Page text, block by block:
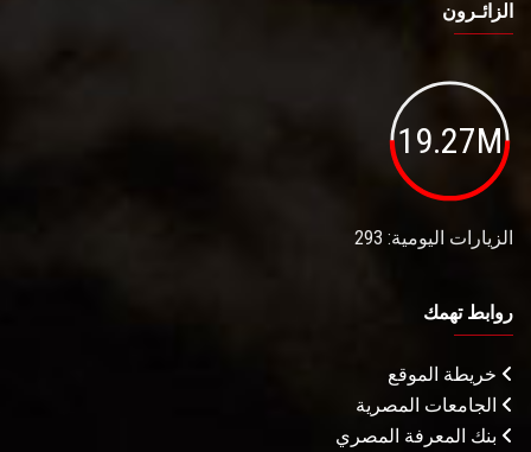
الزائـرون
19.27M
الزيارات اليومية: 293
روابط تهمك
خريطة الموقع
الجامعات المصرية
بنك المعرفة المصري